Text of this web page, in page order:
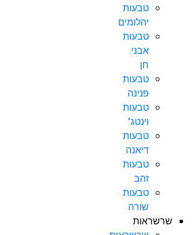
טבעות
יהלומים
טבעות
אבני
חן
טבעות
פנינה
טבעות
וינטג’
טבעות
דיאנה
טבעות
זהב
טבעות
שורה
שרשראות